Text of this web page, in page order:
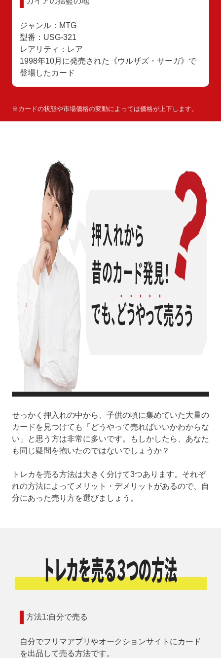
ジャンル：MTG
型番：USG-321
レアリティ：レア
1998年10月に発売された《ウルザズ・サーガ》で
登場したカード
※カードの状態や市場価格の変動によっては価格が上下します。
せっかく押入れの中から、子供の頃に集めていた大量の
カードを見つけても「どうやって売ればいいかわからな
い」と思う方は非常に多いです。もしかしたら、あなた
も同じ疑問を抱いたのではないでしょうか？
トレカを売る方法は大きく分けて3つあります。それぞ
れの方法によってメリット・デメリットがあるので、自
分にあった売り方を選びましょう。
方法1:自分で売る
自分でフリマアプリやオークションサイトにカード
を出品して売る方法です。